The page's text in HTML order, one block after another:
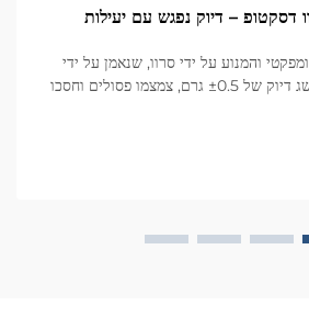
דסקטופ – דיוק נפגש עם יעילות
והמנוע על ידי סרוו, שנאמן על ידי
יותר מ-1000 יצרנים. השג דיוק של ±0.5 גרם, צמצמו פסולים וחסכו